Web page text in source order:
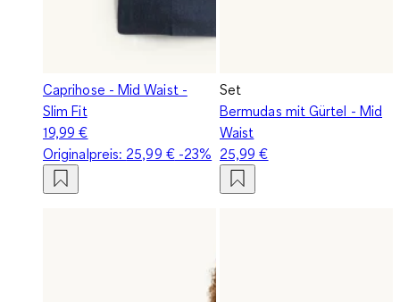
Caprihose - Mid Waist -
Slim Fit
19,99 €
Originalpreis: 25,99 €-23%
Set
Bermudas mit Gürtel - Mid
Waist
25,99 €